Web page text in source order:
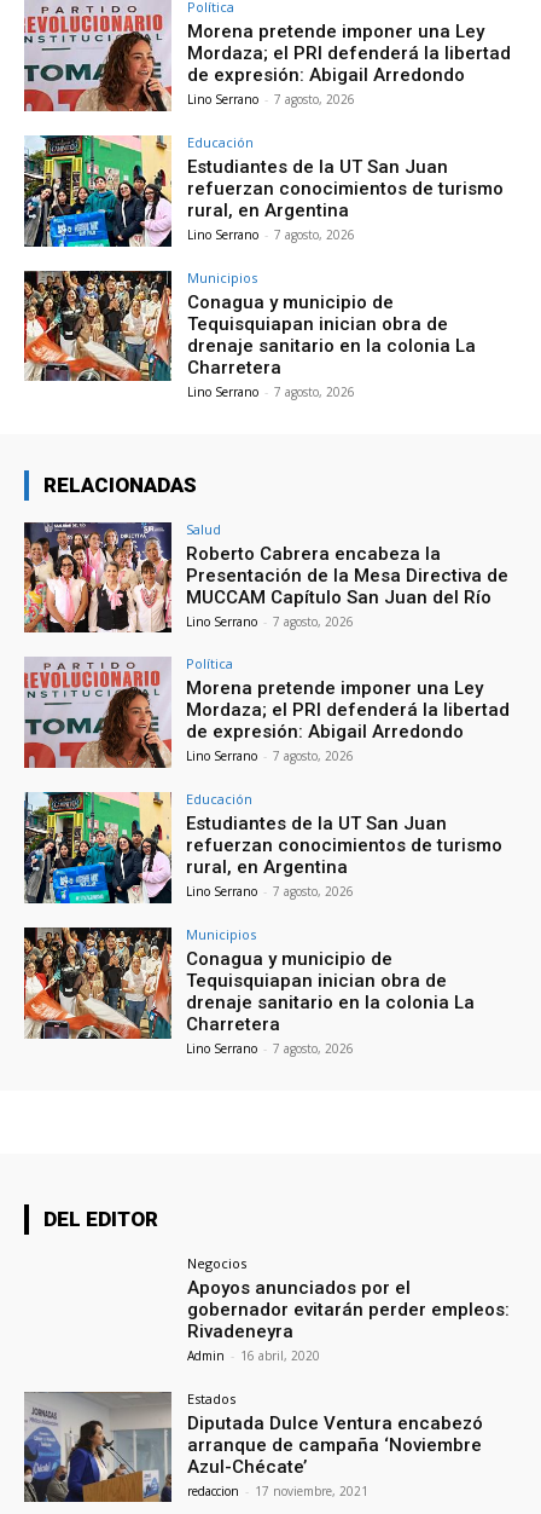
Política
Morena pretende imponer una Ley
Mordaza; el PRI defenderá la libertad
de expresión: Abigail Arredondo
Lino Serrano - 7 agosto, 2026
Educación
Estudiantes de la UT San Juan
refuerzan conocimientos de turismo
rural, en Argentina
Lino Serrano - 7 agosto, 2026
Municipios
Conagua y municipio de
Tequisquiapan inician obra de
drenaje sanitario en la colonia La
Charretera
Lino Serrano - 7 agosto, 2026
RELACIONADAS
Salud
Roberto Cabrera encabeza la
Presentación de la Mesa Directiva de
MUCCAM Capítulo San Juan del Río
Lino Serrano - 7 agosto, 2026
Política
Morena pretende imponer una Ley
Mordaza; el PRI defenderá la libertad
de expresión: Abigail Arredondo
Lino Serrano - 7 agosto, 2026
Educación
Estudiantes de la UT San Juan
refuerzan conocimientos de turismo
rural, en Argentina
Lino Serrano - 7 agosto, 2026
Municipios
Conagua y municipio de
Tequisquiapan inician obra de
drenaje sanitario en la colonia La
Charretera
Lino Serrano - 7 agosto, 2026
DEL EDITOR
Negocios
Apoyos anunciados por el
gobernador evitarán perder empleos:
Rivadeneyra
Admin - 16 abril, 2020
Estados
Diputada Dulce Ventura encabezó
arranque de campaña ‘Noviembre
Azul-Chécate’
redaccion - 17 noviembre, 2021